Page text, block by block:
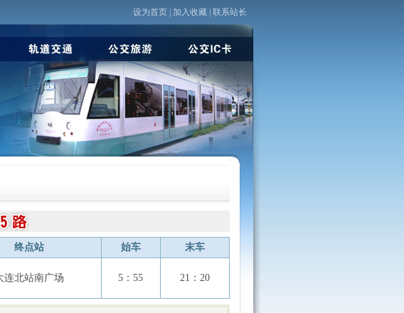
设为首页| 加入收藏| 联系站长
终点站 始车 末车
连北站南广场 5：55 21：20